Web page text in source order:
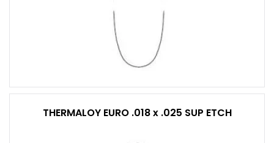
THERMALOY EURO .018 x .025 SUP ETCH